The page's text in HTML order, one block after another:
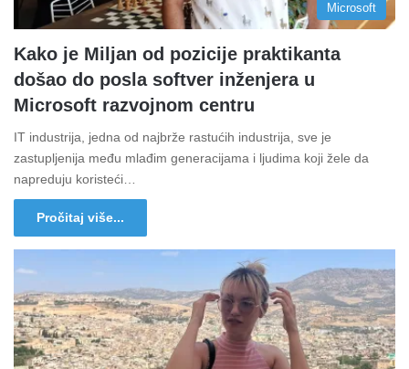
Microsoft
Kako je Miljan od pozicije praktikanta
došao do posla softver inženjera u
Microsoft razvojnom centru
IT industrija, jedna od najbrže rastućih industrija, sve je
zastupljenija među mlađim generacijama i ljudima koji žele da
napreduju koristeći…
Pročitaj više...